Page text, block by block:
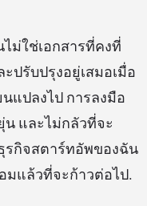
ม่ใช่เอกสารที่คงที่
ปรับปรุงอยู่เสมอเมื่อ
แปลงไป การลงมือ
และไม่กลัวที่จะ
กิจสตาร์ทอัพของฉัน
มแล้วที่จะก้าวต่อไป.